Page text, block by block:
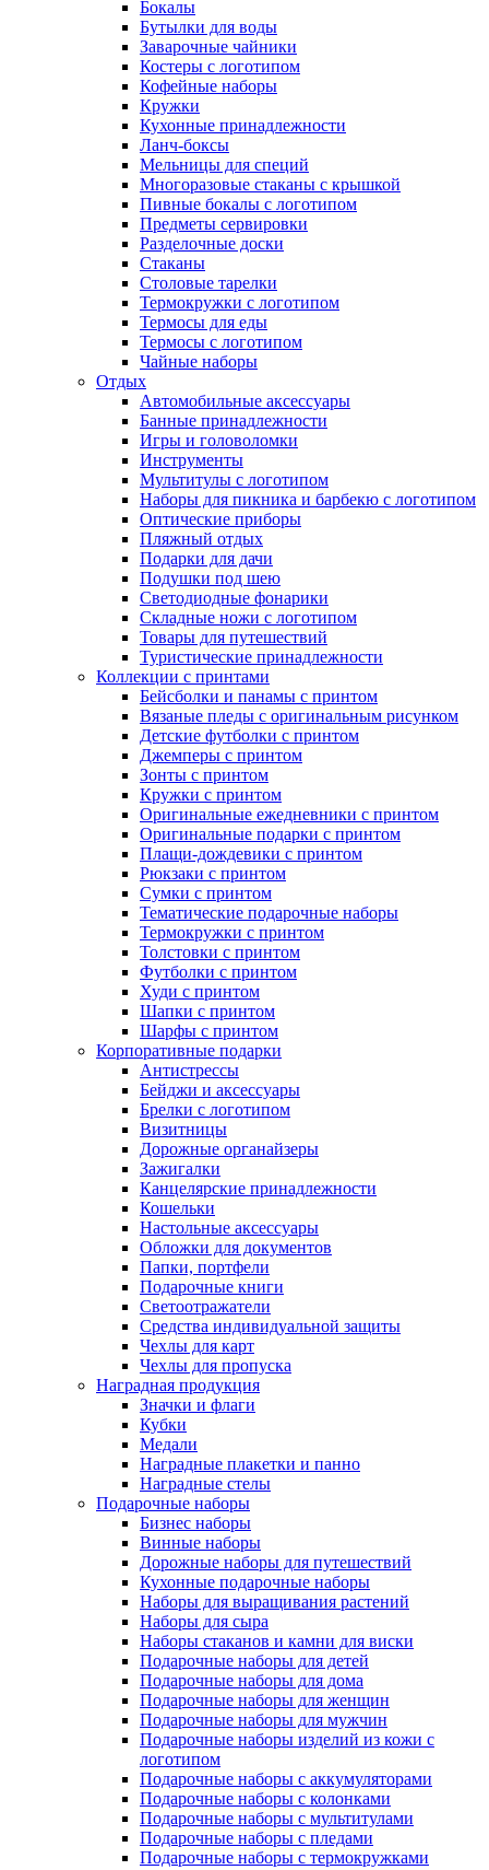
Бокалы
Бутылки для воды
Заварочные чайники
Костеры с логотипом
Кофейные наборы
Кружки
Кухонные принадлежности
Ланч-боксы
Мельницы для специй
Многоразовые стаканы с крышкой
Пивные бокалы с логотипом
Предметы сервировки
Разделочные доски
Стаканы
Столовые тарелки
Термокружки с логотипом
Термосы для еды
Термосы с логотипом
Чайные наборы
Отдых
Автомобильные аксессуары
Банные принадлежности
Игры и головоломки
Инструменты
Мультитулы с логотипом
Наборы для пикника и барбекю с логотипом
Оптические приборы
Пляжный отдых
Подарки для дачи
Подушки под шею
Светодиодные фонарики
Складные ножи с логотипом
Товары для путешествий
Туристические принадлежности
Коллекции с принтами
Бейсболки и панамы с принтом
Вязаные пледы с оригинальным рисунком
Детские футболки с принтом
Джемперы с принтом
Зонты с принтом
Кружки с принтом
Оригинальные ежедневники с принтом
Оригинальные подарки с принтом
Плащи-дождевики с принтом
Рюкзаки с принтом
Сумки с принтом
Тематические подарочные наборы
Термокружки с принтом
Толстовки с принтом
Футболки с принтом
Худи с принтом
Шапки с принтом
Шарфы с принтом
Корпоративные подарки
Антистрессы
Бейджи и аксессуары
Брелки с логотипом
Визитницы
Дорожные органайзеры
Зажигалки
Канцелярские принадлежности
Кошельки
Настольные аксессуары
Обложки для документов
Папки, портфели
Подарочные книги
Светоотражатели
Средства индивидуальной защиты
Чехлы для карт
Чехлы для пропуска
Наградная продукция
Значки и флаги
Кубки
Медали
Наградные плакетки и панно
Наградные стелы
Подарочные наборы
Бизнес наборы
Винные наборы
Дорожные наборы для путешествий
Кухонные подарочные наборы
Наборы для выращивания растений
Наборы для сыра
Наборы стаканов и камни для виски
Подарочные наборы для детей
Подарочные наборы для дома
Подарочные наборы для женщин
Подарочные наборы для мужчин
Подарочные наборы изделий из кожи с
логотипом
Подарочные наборы с аккумуляторами
Подарочные наборы с колонками
Подарочные наборы с мультитулами
Подарочные наборы с пледами
Подарочные наборы с термокружками